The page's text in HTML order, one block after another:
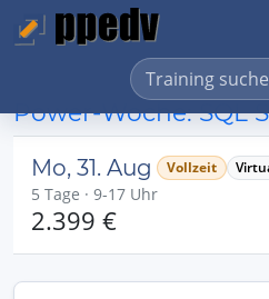
Power-Woche: SQL
Mo, 31. Aug Vollzeit
5 Tage · 9-17 Uhr
2.399 €